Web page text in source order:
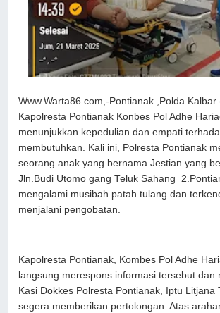
Www.Warta86.com,-Pontianak ,Polda
Kapolresta Pontianak Konbes Pol Adhe
menunjukkan kepedulian dan empati
membutuhkan. Kali ini, Polresta Pontianak
seorang anak yang bernama Jestian yang
Jln.Budi Utomo gang Teluk Sahang
mengalami musibah patah tulang dan
menjalani pengobatan.
Kapolresta Pontianak, Kombes Pol Adhe
langsung merespons informasi tersebut dan
Kasi Dokkes Polresta Pontianak, Iptu Litjana
segera memberikan pertolongan. Atas